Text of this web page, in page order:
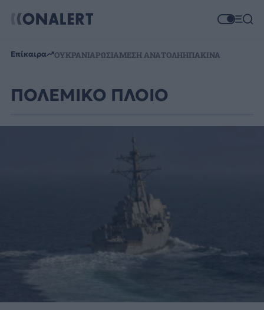
Επίκαιρα ΟΥΚΡΑΝΙΑΡΩΣΙΑΜΕΣΗ ΑΝΑΤΟΛΗΗΠΑΚΙΝΑ
ΠΟΛΕΜΙΚΟ ΠΛΟΙΟ